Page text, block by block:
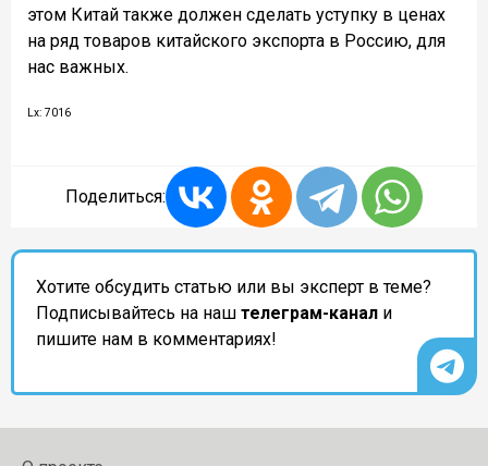
этом Китай также должен сделать уступку в ценах
на ряд товаров китайского экспорта в Россию, для
нас важных.
Lx: 7016
Поделиться:
Хотите обсудить статью или вы эксперт в теме?
Подписывайтесь на наш телеграм-канал и
пишите нам в комментариях!